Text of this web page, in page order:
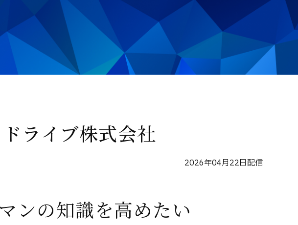
ライブ株式会社
2026年04月22日配信
ンの知識を高めたい